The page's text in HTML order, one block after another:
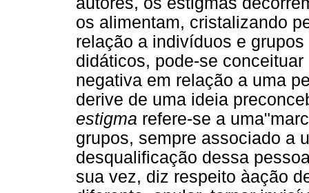
os alimentam, cristalizando
relação a indivíduos e
didáticos, pode-se
negativa em relação a uma
derive de uma ideia
estigma refere-se a
grupos, sempre associado a
desqualificação dessa
sua vez, diz respeito àação